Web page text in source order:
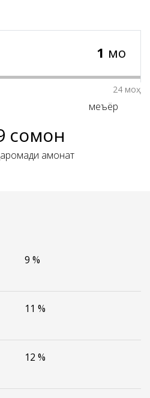
1 моҳ
24 моҳ
сомонӣ
амонат
меъёр
9 %
11 %
12 %